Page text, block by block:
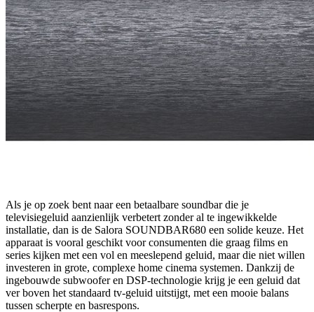
Als je op zoek bent naar een betaalbare soundbar die je
televisiegeluid aanzienlijk verbetert zonder al te ingewikkelde
installatie, dan is de Salora SOUNDBAR680 een solide keuze. Het
apparaat is vooral geschikt voor consumenten die graag films en
series kijken met een vol en meeslepend geluid, maar die niet willen
investeren in grote, complexe home cinema systemen. Dankzij de
ingebouwde subwoofer en DSP-technologie krijg je een geluid dat
ver boven het standaard tv-geluid uitstijgt, met een mooie balans
tussen scherpte en basrespons.